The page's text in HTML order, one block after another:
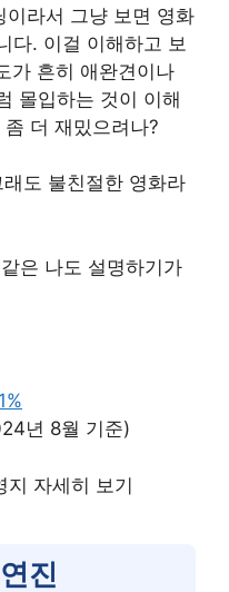
이라서 그냥 보면 영화
다. 이걸 이해하고 보
가 흔히 애완견이나
몰입하는 것이 이해
더 재밌으려나?
도 불친절한 영화라
같은 나도 설명하기가
년 8월 기준)
지 자세히 보기
진